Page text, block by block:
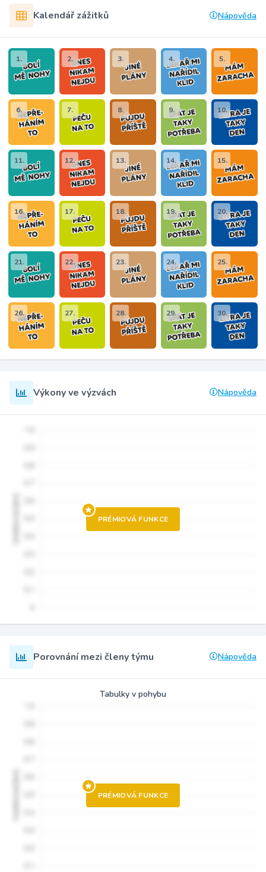
Kalendář zážitků Nápověda
1. 2. 3. 4. 5.
6. 7. 8. 9. 10.
11. 12. 13. 14. 15.
16. 17. 18. 19. 20.
21. 22. 23. 24. 25.
26. 27. 28. 29. 30.
Výkony ve výzvách Nápověda
PRÉMIOVÁ FUNKCE
Porovnání mezi členy týmu Nápověda
Tabulky v pohybu
PRÉMIOVÁ FUNKCE